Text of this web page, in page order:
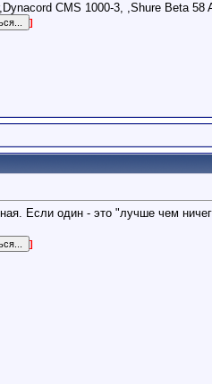
CMS 1000-3, ,Shure Beta
]
Если один - это "лучше чем
]